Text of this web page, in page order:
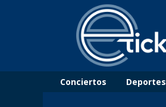
Conciertos Deportes